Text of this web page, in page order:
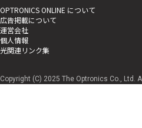
OPTRONICS ONLINE について
広告掲載について
運営会社
個人情報
光関連リンク集
Copyright (C) 2025 The Optronics Co., Ltd.